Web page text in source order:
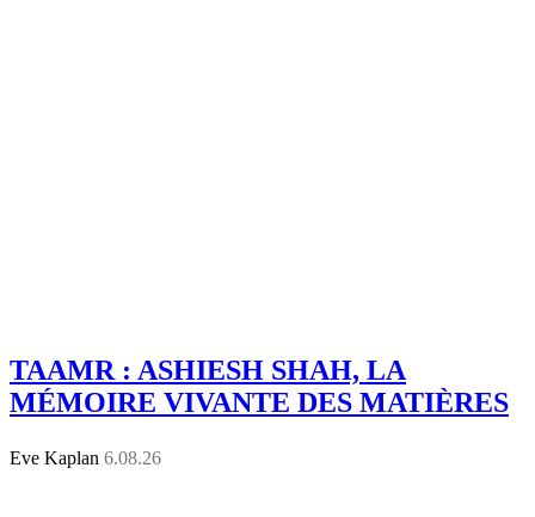
TAAMR : ASHIESH SHAH, LA
MÉMOIRE VIVANTE DES MATIÈRES
Eve Kaplan 6.08.26